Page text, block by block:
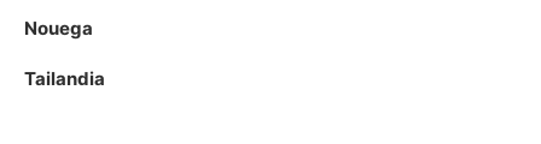
Nouega
Tailandia